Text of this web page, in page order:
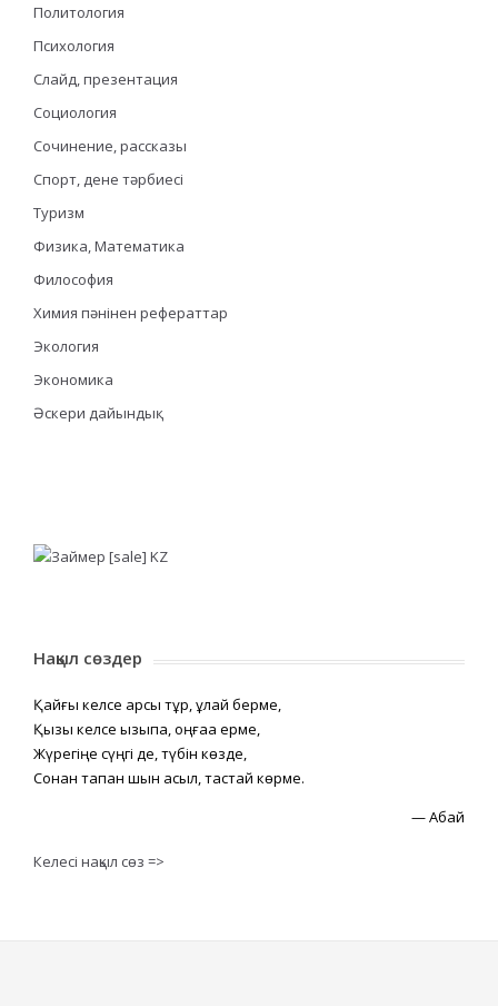
Политология
Психология
Слайд, презентация
Социология
Сочинение, рассказы
Спорт, дене тәрбиесі
Туризм
Физика, Математика
Философия
Химия пәнінен рефераттар
Экология
Экономика
Әскери дайындық
Нақыл сөздер
Қайғы келсе қарсы тұр, құлай берме,
Қызық келсе қызықпа, оңғаққа ерме,
Жүрегіңе сүңгі де, түбін көзде,
Сонан тапқан шын асыл, тастай көрме.
—Абай
Келесі нақыл сөз =>